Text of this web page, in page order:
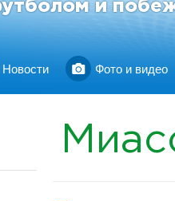
и
Новости Фото и видео